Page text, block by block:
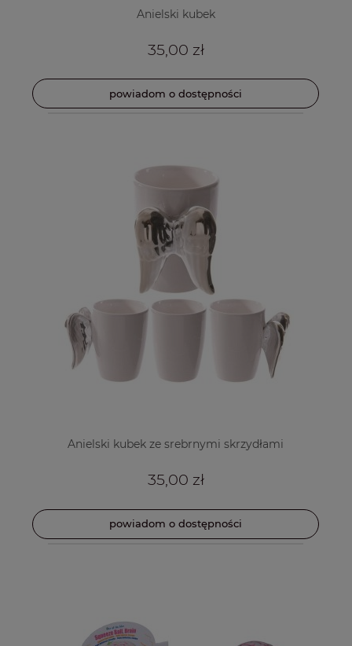
Anielski kubek
35,00 zł
powiadom o dostępności
Anielski kubek ze srebrnymi skrzydłami
35,00 zł
powiadom o dostępności